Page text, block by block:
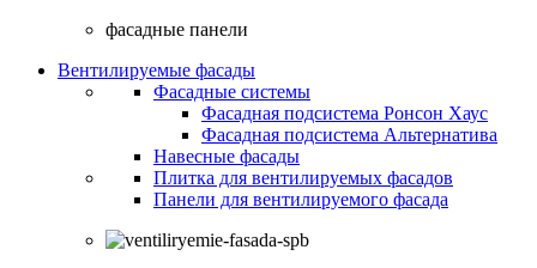
фасадные панели
Вентилируемые фасады
Фасадные системы
Фасадная подсистема Ронсон Хаус
Фасадная подсистема Альтернатива
Навесные фасады
Плитка для вентилируемых фасадов
Панели для вентилируемого фасада